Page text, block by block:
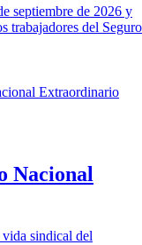
septiembre de 2026 y
trabajadores del Seguro
Nacional